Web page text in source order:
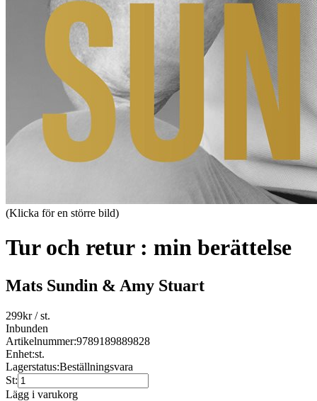
(Klicka för en större bild)
Tur och retur : min berättelse
Mats Sundin & Amy Stuart
299kr/ st.
Inbunden
Artikelnummer:9789189889828
Enhet:st.
Lagerstatus:Beställningsvara
St:
Lägg i varukorg